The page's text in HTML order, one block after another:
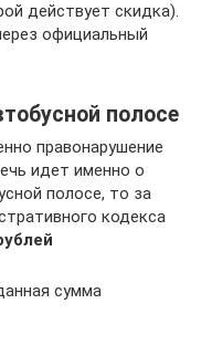
действует скидка).
официальный
полосе
правонарушение
идет именно о
полосе, то за
кодекса
сумма